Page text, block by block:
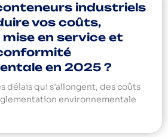
industriels
vos coûts,
en service et
en 2025 ?
délais qui s’allongent, des coûts
environnementale